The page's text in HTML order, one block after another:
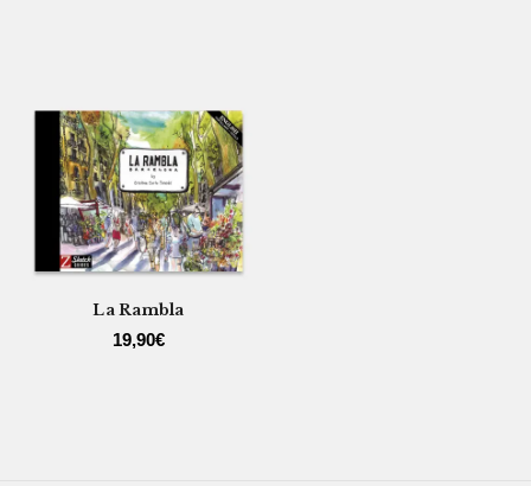
La Rambla
19,90€